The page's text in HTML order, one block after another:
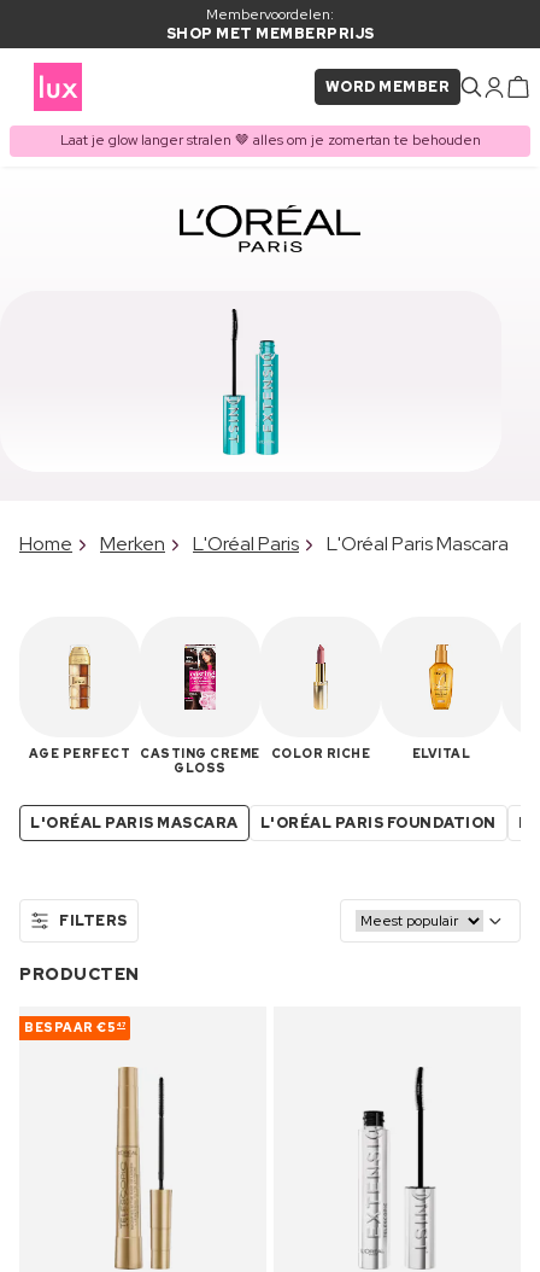
Membervoordelen:
SHOP MET MEMBERPRIJS
WORD MEMBER
Laat je glow langer stralen 🤎 alles om je zomertan te behouden
Home Merken L'Oréal Paris L'Oréal Paris Mascara
AGE PERFECT
CASTING CREME
GLOSS
COLOR RICHE ELVITAL
L'ORÉAL PARIS MASCARA L'ORÉAL PARIS FOUNDATION
FILTERS
PRODUCTEN
BESPAAR €5 47